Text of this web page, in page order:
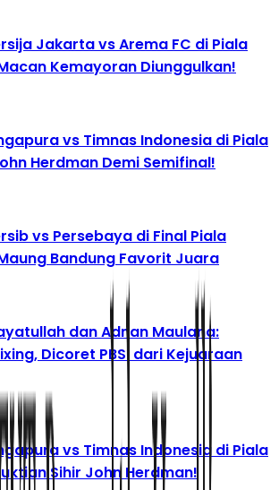
Jakarta vs Arema FC di Piala
Kemayoran Diunggulkan!
vs Timnas Indonesia di Piala
Herdman Demi Semifinal!
vs Persebaya di Final Piala
Bandung Favorit Juara
dan Adnan Maulana:
Dicoret PBSI dari Kejuaraan
vs Timnas Indonesia di Piala
Sihir John Herdman!